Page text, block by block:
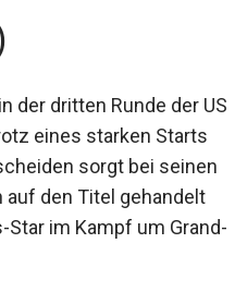
der dritten Runde der US
eines starken Starts
sorgt bei seinen
auf den Titel gehandelt
im Kampf um Grand-